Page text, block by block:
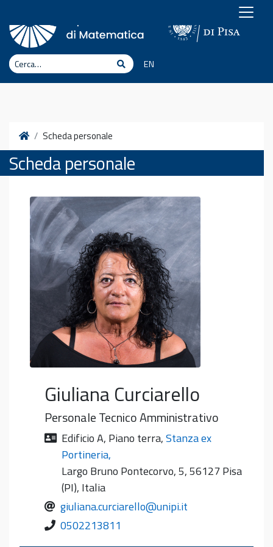
Cerca CercaEN
HomeScheda personale
Scheda personale
Giuliana Curciarello
Personale Tecnico Amministrativo
Edificio A, Piano terra,Stanza ex
Portineria,
Largo Bruno Pontecorvo, 5, 56127 Pisa
(PI), Italia
giuliana.curciarello@unipi.it
0502213811